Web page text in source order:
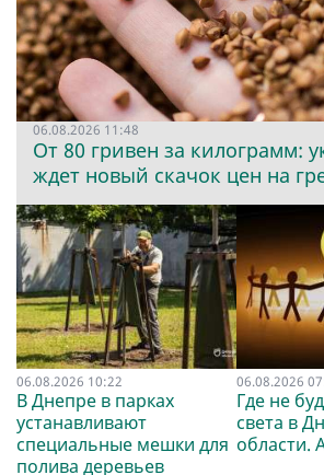
06.08.2026 11:48
От 80 гривен за килограмм:
ждет новый скачок цен на
06.08.2026 10:22
В Днепре в парках
устанавливают
специальные мешки для
полива деревьев
06.08.2026
Где не
света в
области.